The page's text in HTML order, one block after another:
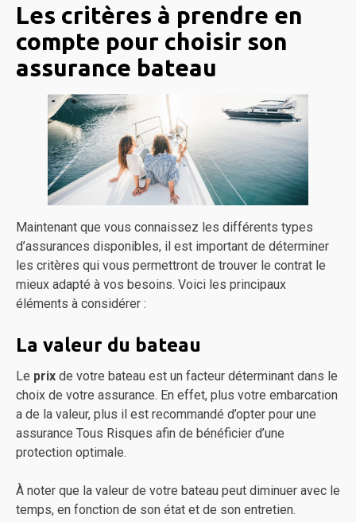
Les critères à prendre en
compte pour choisir son
assurance bateau
Maintenant que vous connaissez les différents types
d’assurances disponibles, il est important de déterminer
les critères qui vous permettront de trouver le contrat le
mieux adapté à vos besoins. Voici les principaux
éléments à considérer :
La valeur du bateau
Le prix de votre bateau est un facteur déterminant dans le
choix de votre assurance. En effet, plus votre embarcation
a de la valeur, plus il est recommandé d’opter pour une
assurance Tous Risques afin de bénéficier d’une
protection optimale.
À noter que la valeur de votre bateau peut diminuer avec le
temps, en fonction de son état et de son entretien.